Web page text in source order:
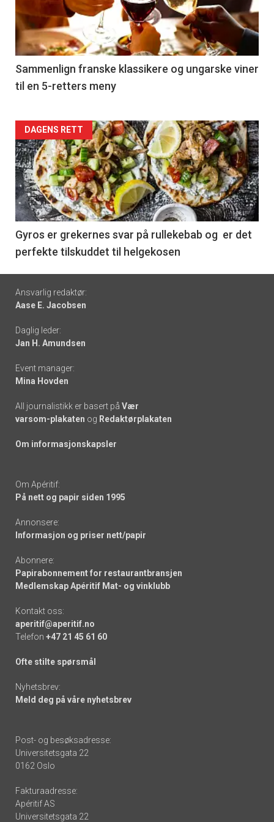
nå
-
5
Sammenlign franske klassikere og ungarske viner
til en 5-retters meny
Forsiden
akkurat
nå
-
6
DAGENS RETT
Gyros er grekernes svar på rullekebab og er det
perfekte tilskuddet til helgekosen
Footer
-
links
Ansvarlig redaktør:
Aase E. Jacobsen
Daglig leder:
Jan H. Amundsen
Event manager:
Mina Hovden
All journalistikk er basert på Vær
varsom-plakaten og Redaktørplakaten
Om informasjonskapsler
Om Apéritif:
På nett og papir siden 1995
Annonsere:
Informasjon og priser nett/papir
Abonnere:
Papirabonnement for restaurantbransjen
Medlemskap Apéritif Mat- og vinklubb
Kontakt oss:
aperitif@aperitif.no
Telefon +47 21 45 61 60
Ofte stilte spørsmål
Nyhetsbrev:
Meld deg på våre nyhetsbrev
Post- og besøksadresse:
Universitetsgata 22
0162 Oslo
Fakturaadresse:
Apéritif AS
Universitetsgata 22